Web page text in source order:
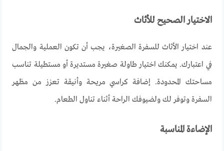
الاختيار الصحيح للأثاث
عند اختيار الأثاث للسفرة الصغيرة، يجب أن تكون العملية والجمال
في اعتبارك. يمكنك اختيار طاولة صغيرة مستديرة أو مستطيلة تناسب
مساحتك المحدودة. إضافة كراسي مريحة وأنيقة تعزز من مظهر
السفرة وتوفر لك ولضيوفك الراحة أثناء تناول الطعام.
الإضاءة المناسبة